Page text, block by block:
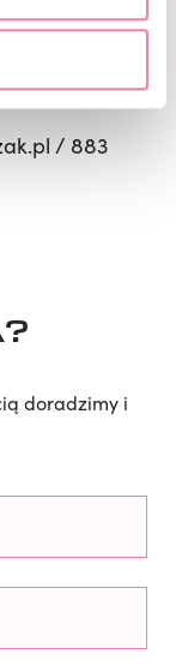
Dołącz
/ 883
doradzimy i